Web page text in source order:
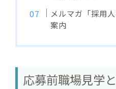
メルマガ「採用
案内
応募前職場見学